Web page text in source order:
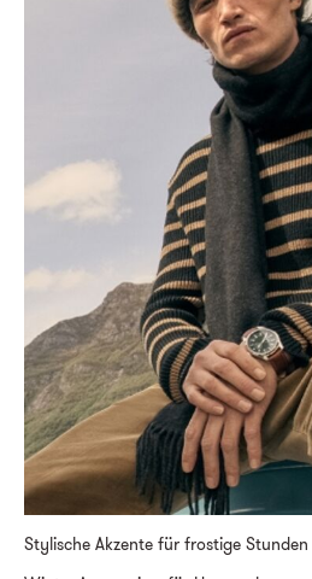
Stylische Akzente für frostige Stunden